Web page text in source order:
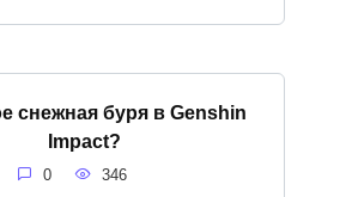
снежная буря в Genshin
Impact?
0 346